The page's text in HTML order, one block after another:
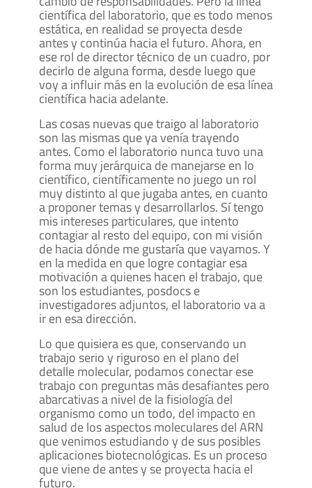
científica del laboratorio, que es todo menos
estática, en realidad se proyecta desde
antes y continúa hacia el futuro. Ahora, en
ese rol de director técnico de un cuadro, por
decirlo de alguna forma, desde luego que
voy a influir más en la evolución de esa línea
científica hacia adelante.
Las cosas nuevas que traigo al laboratorio
son las mismas que ya venía trayendo
antes. Como el laboratorio nunca tuvo una
forma muy jerárquica de manejarse en lo
científico, científicamente no juego un rol
muy distinto al que jugaba antes, en cuanto
a proponer temas y desarrollarlos. Sí tengo
mis intereses particulares, que intento
contagiar al resto del equipo, con mi visión
de hacia dónde me gustaría que vayamos. Y
en la medida en que logre contagiar esa
motivación a quienes hacen el trabajo, que
son los estudiantes, posdocs e
investigadores adjuntos, el laboratorio va a
ir en esa dirección.
Lo que quisiera es que, conservando un
trabajo serio y riguroso en el plano del
detalle molecular, podamos conectar ese
trabajo con preguntas más desafiantes pero
abarcativas a nivel de la fisiología del
organismo como un todo, del impacto en
salud de los aspectos moleculares del ARN
que venimos estudiando y de sus posibles
aplicaciones biotecnológicas. Es un proceso
que viene de antes y se proyecta hacia el
futuro.